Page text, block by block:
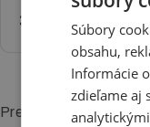
308 € bez DPH
Prezentačná stena je
Súbory
obsahu,
Informácie
zdieľame aj